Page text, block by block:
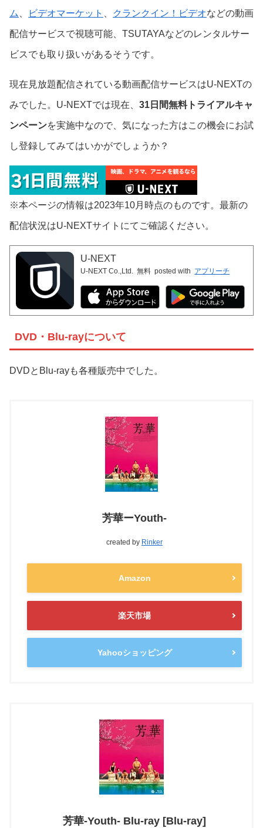
ム ビデオマーケット クランクイン！ビデオなどの動画
配信サービスで視聴可能、TSUTAYAなどのレンタルサー
ビスでも取り扱いがあるそうです。
現在見放題配信されている動画配信サービスはU-NEXTの
みでした。U-NEXTでは現在、 31日間無料トライアルキャ
ンペーンを実施中なので、気になった方はこの機会にお試
し登録してみてはいかがでしょうか？
※本ページの情報は2023年10月時点のものです。最新の
配信状況はU-NEXTサイトにてご確認ください。
U-NEXT
U-NEXT Co.,Ltd. 無料 posted with アプリーチ
DVD・Blu-rayについて
DVDとBlu-rayも各種販売中でした。
芳華ーYouth-
created by Rinker
Amazon
楽天市場
Yahooショッピング
芳華-Youth- Blu-ray [Blu-ray]